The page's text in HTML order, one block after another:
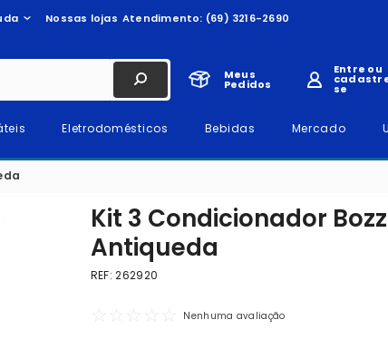
Nossas lojas Atendimento: (69) 3216-2690
Meus
Pedidos
Entre ou
se
Eletrodomésticos Bebidas Mercado
Kit 3 Condicionador
Antiqueda
REF:262920
☆ ☆ ☆ ☆ ☆ Nenhuma avaliação